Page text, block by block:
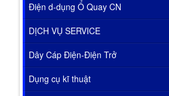
Điện d-dụng Ổ Quay CN
DỊCH VỤ SERVICE
Dây Cáp Điện-Điện Trở
Dụng cụ kĩ thuật